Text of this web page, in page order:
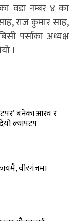
वडा नम्बर ४ का
राज कुमार साह,
पर्साका अध्यक्ष
।
बनेका आरव र
ल्यापटप
वीरगंजमा